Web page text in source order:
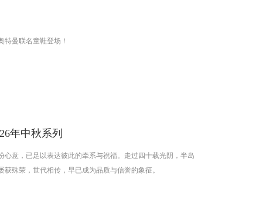
曼联名童鞋登场！
年中秋系列
意，已足以表达彼此的牵系与祝福。走过四十载光阴，半岛
殊荣，世代相传，早已成为品质与信誉的象征。